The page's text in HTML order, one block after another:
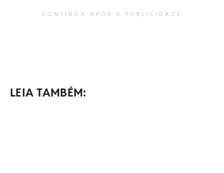
CONTINUA APÓS A PUBLICIDADE
LEIA TAMBÉM: